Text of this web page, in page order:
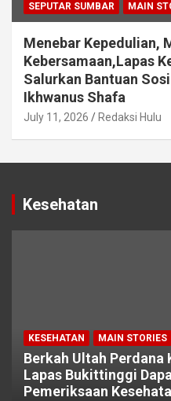
SEPUTAR SUMBAR MAIN
Menebar Kepedulian,
Kebersamaan,Lapas
Salurkan Bantuan
Ikhwanus Shafa
July 11, 2026 Redaksi Hulu
Kesehatan
KESEHATAN MAIN STORIES
Berkah Ultah Perdana
Lapas Bukittinggi
Pemeriksaan